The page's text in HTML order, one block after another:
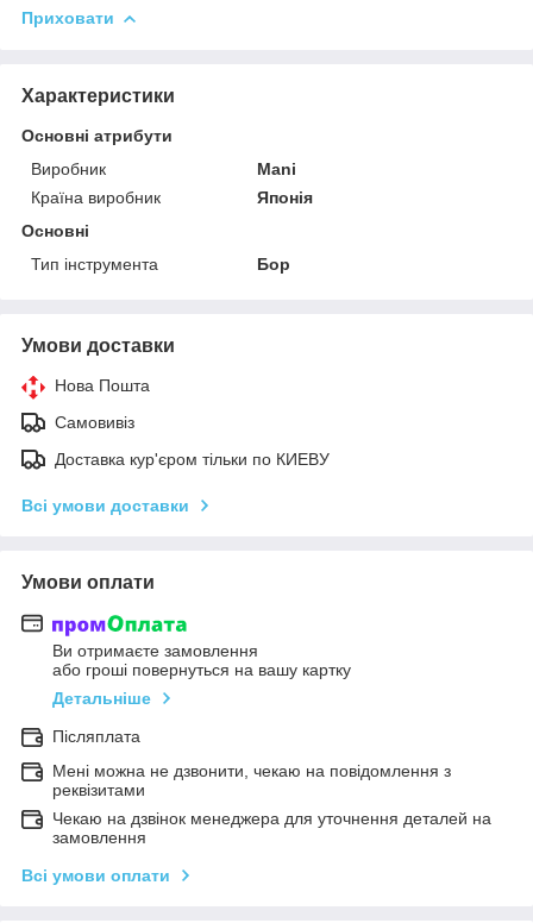
Приховати
Характеристики
Основні атрибути
Виробник
Mani
Країна виробник
Японія
Основні
Тип інструмента
Бор
Умови доставки
Нова Пошта
Самовивіз
Доставка кур'єром тільки по КИЕВУ
Всі умови доставки
Умови оплати
Ви отримаєте замовлення
або гроші повернуться на вашу картку
Детальніше
Післяплата
Мені можна не дзвонити, чекаю на повідомлення з
реквізитами
Чекаю на дзвінок менеджера для уточнення деталей на
замовлення
Всі умови оплати